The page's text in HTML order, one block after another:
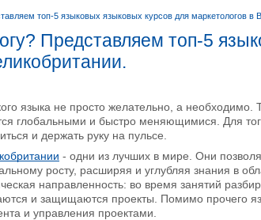
топ-5 языковых языковых курсов для маркетологов в
Представляем топ-5
языка не просто желательно, а
глобальными и быстро меняющимися. Для
и держать руку на пульсе.
- одни из лучших в мире. Они
росту, расширяя и углубляя знания в
направленность: во время занятий
и защищаются проекты. Помимо прочего
и управления проектами.